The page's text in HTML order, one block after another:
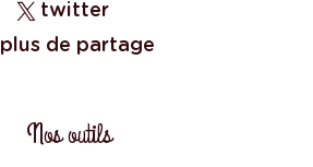
twitter
plus de partage
Nos outils